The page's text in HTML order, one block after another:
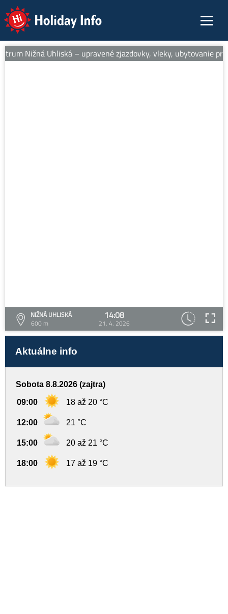
Holiday Info
Nižná Uhliská – upravené zjazdovky, vleky, ubytovanie
NIŽNÁ UHLISKÁ
600 m
14:08
21. 4. 2026
Aktuálne info
Sobota 8.8.2026 (zajtra)
09:00 18 až 20 °C
12:00 21 °C
15:00 20 až 21 °C
18:00 17 až 19 °C